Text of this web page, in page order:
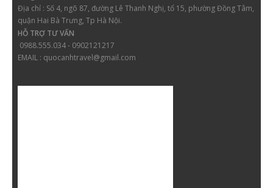
Địa chỉ : Số 4, ngõ 87, đường Lê Thanh Nghị, tổ 15, phường Đồng Tâm,
quận Hai Bà Trưng, Tp Hà Nội.
HỖ TRỢ TƯ VẤN
0988.555.034 - 0902121217
EMAIL : quocanhtravel@gmail.com